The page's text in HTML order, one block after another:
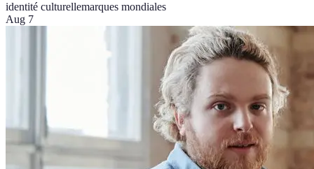
identité culturellemarques mondiales
Aug 7